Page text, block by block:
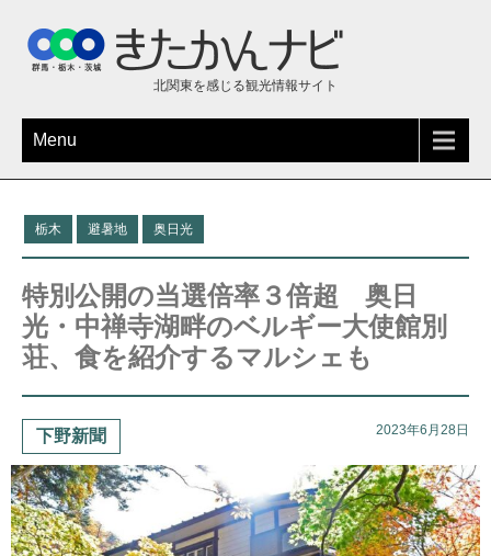
北関東を感じる観光情報サイト
Menu
栃木 避暑地 奥日光
特別公開の当選倍率３倍超 奥日
光・中禅寺湖畔のベルギー大使館別
荘、食を紹介するマルシェも
下野新聞 2023年6月28日